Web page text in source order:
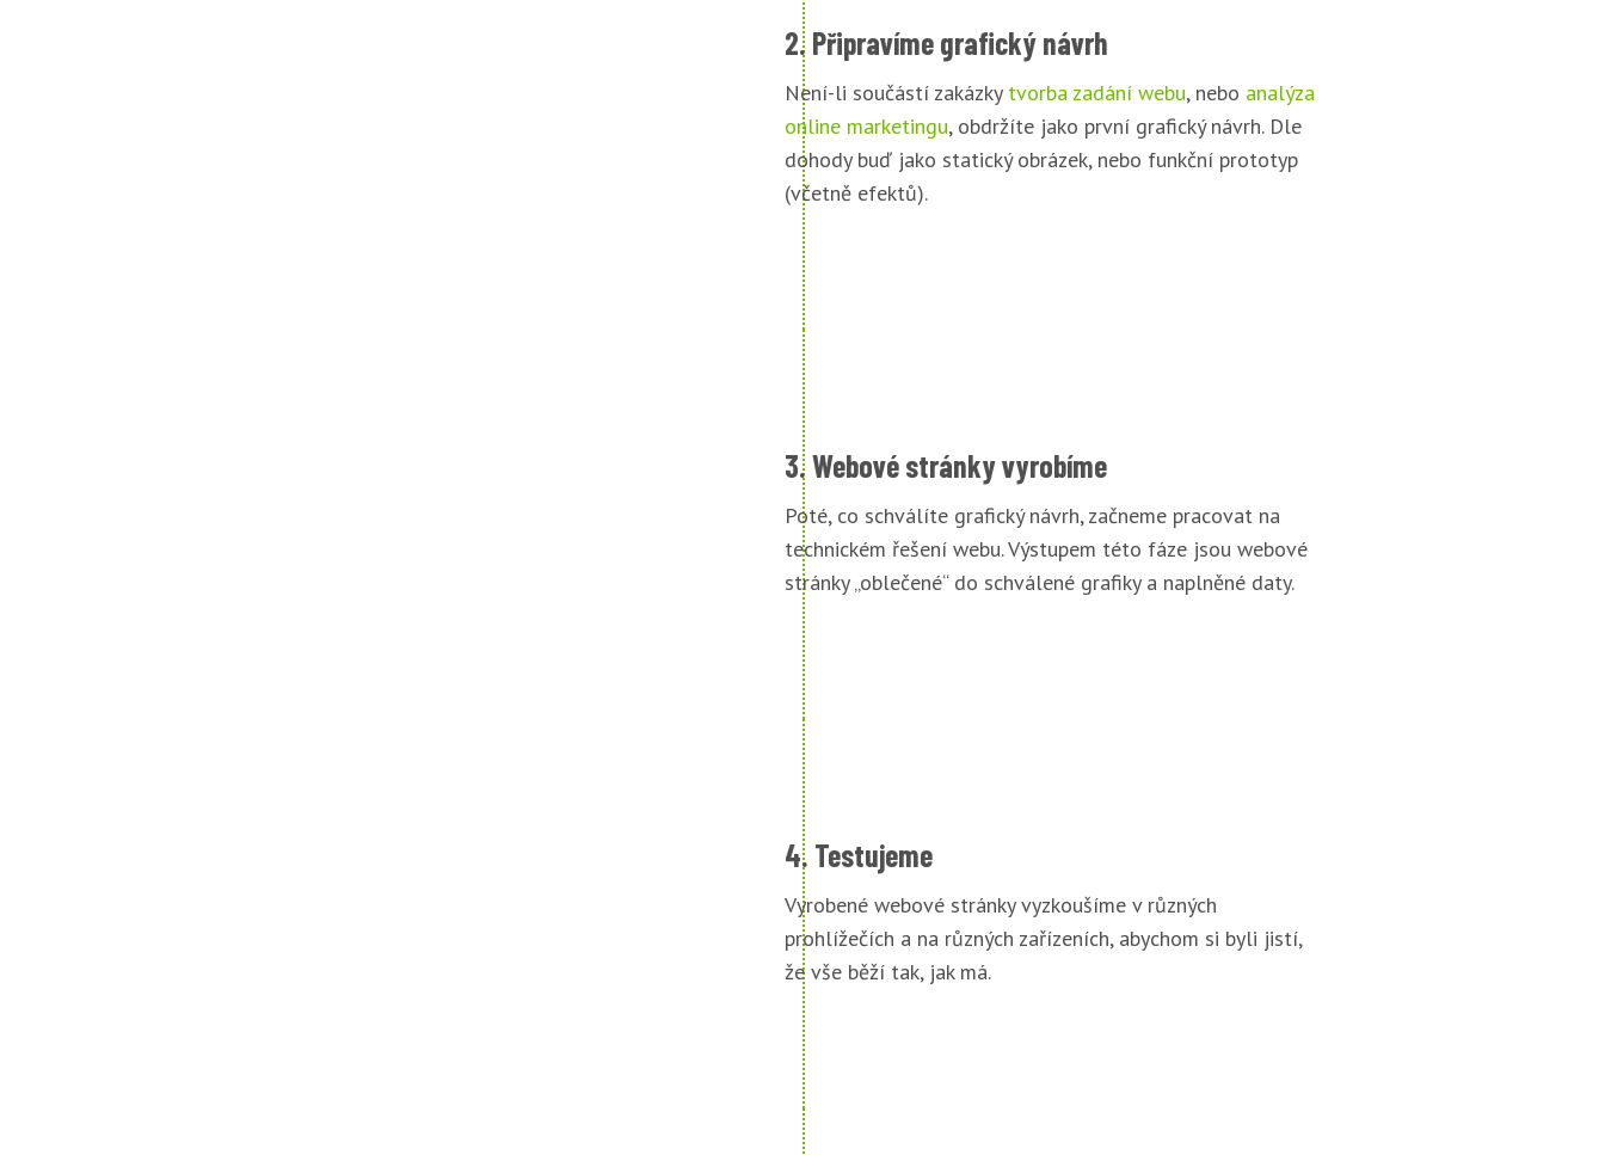
2. Připravíme grafický návrh
Není-li součástí zakázky tvorba zadání webu, nebo analýza
online marketingu, obdržíte jako první grafický návrh. Dle
dohody buď jako statický obrázek, nebo funkční prototyp
(včetně efektů).
3. Webové stránky vyrobíme
Poté, co schválíte grafický návrh, začneme pracovat na
technickém řešení webu. Výstupem této fáze jsou webové
stránky „oblečené“ do schválené grafiky a naplněné daty.
4. Testujeme
Vyrobené webové stránky vyzkoušíme v různých
prohlížečích a na různých zařízeních, abychom si byli jistí,
že vše běží tak, jak má.